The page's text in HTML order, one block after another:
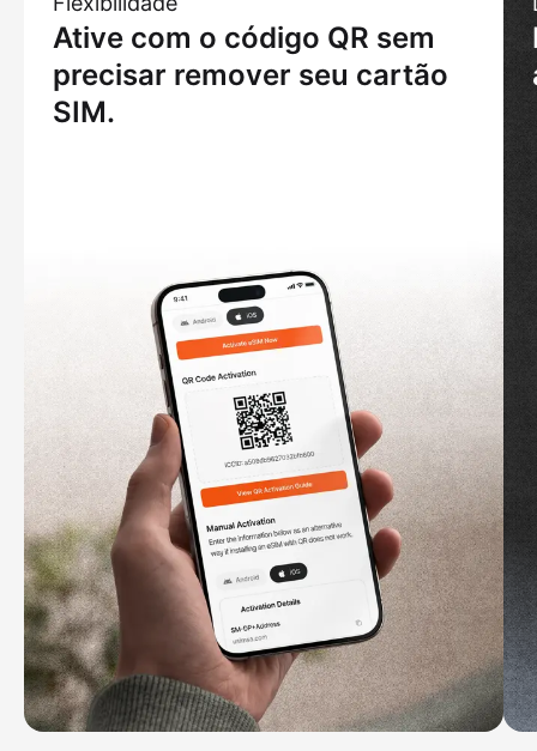
Ative com o código QR sem
precisar remover seu cartão
SIM.